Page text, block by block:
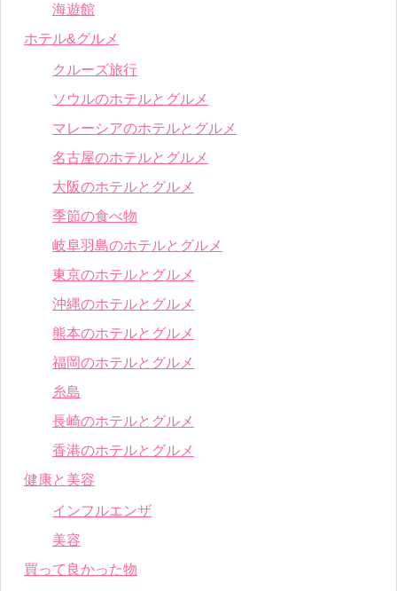
海遊館
ホテル&グルメ
クルーズ旅行
ソウルのホテルとグルメ
マレーシアのホテルとグルメ
名古屋のホテルとグルメ
大阪のホテルとグルメ
季節の食べ物
岐阜羽島のホテルとグルメ
東京のホテルとグルメ
沖縄のホテルとグルメ
熊本のホテルとグルメ
福岡のホテルとグルメ
糸島
長崎のホテルとグルメ
香港のホテルとグルメ
健康と美容
インフルエンザ
美容
買って良かった物